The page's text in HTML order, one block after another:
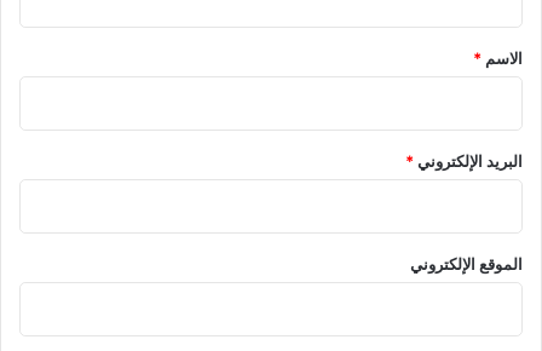
*
الاسم *
البريد الإلكتروني*
الموقع الإلكتروني